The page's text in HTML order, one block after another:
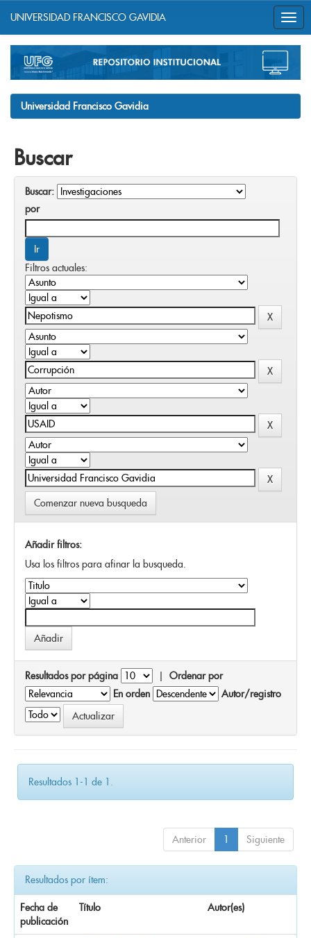
navigation
UNIVERSIDAD FRANCISCO GAVIDIA
Universidad Francisco Gavidia
Buscar
Buscar:
por
Filtros actuales:
Comenzar nueva busqueda
Añadir filtros:
Usa los filtros para afinar la busqueda.
Resultados por página | Ordenar por
En orden
Autor/registro
Resultados 1-1 de 1.
Anterior 1 Siguiente
Resultados por ítem:
Fecha de
publicación
Título Autor(es)